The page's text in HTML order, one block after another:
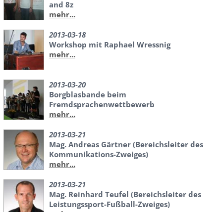
and 8z
mehr...
2013-03-18
Workshop mit Raphael Wressnig
mehr...
2013-03-20
Borgblasbande beim
Fremdsprachenwettbewerb
mehr...
2013-03-21
Mag. Andreas Gärtner (Bereichsleiter des
Kommunikations-Zweiges)
mehr...
2013-03-21
Mag. Reinhard Teufel (Bereichsleiter des
Leistungssport-Fußball-Zweiges)